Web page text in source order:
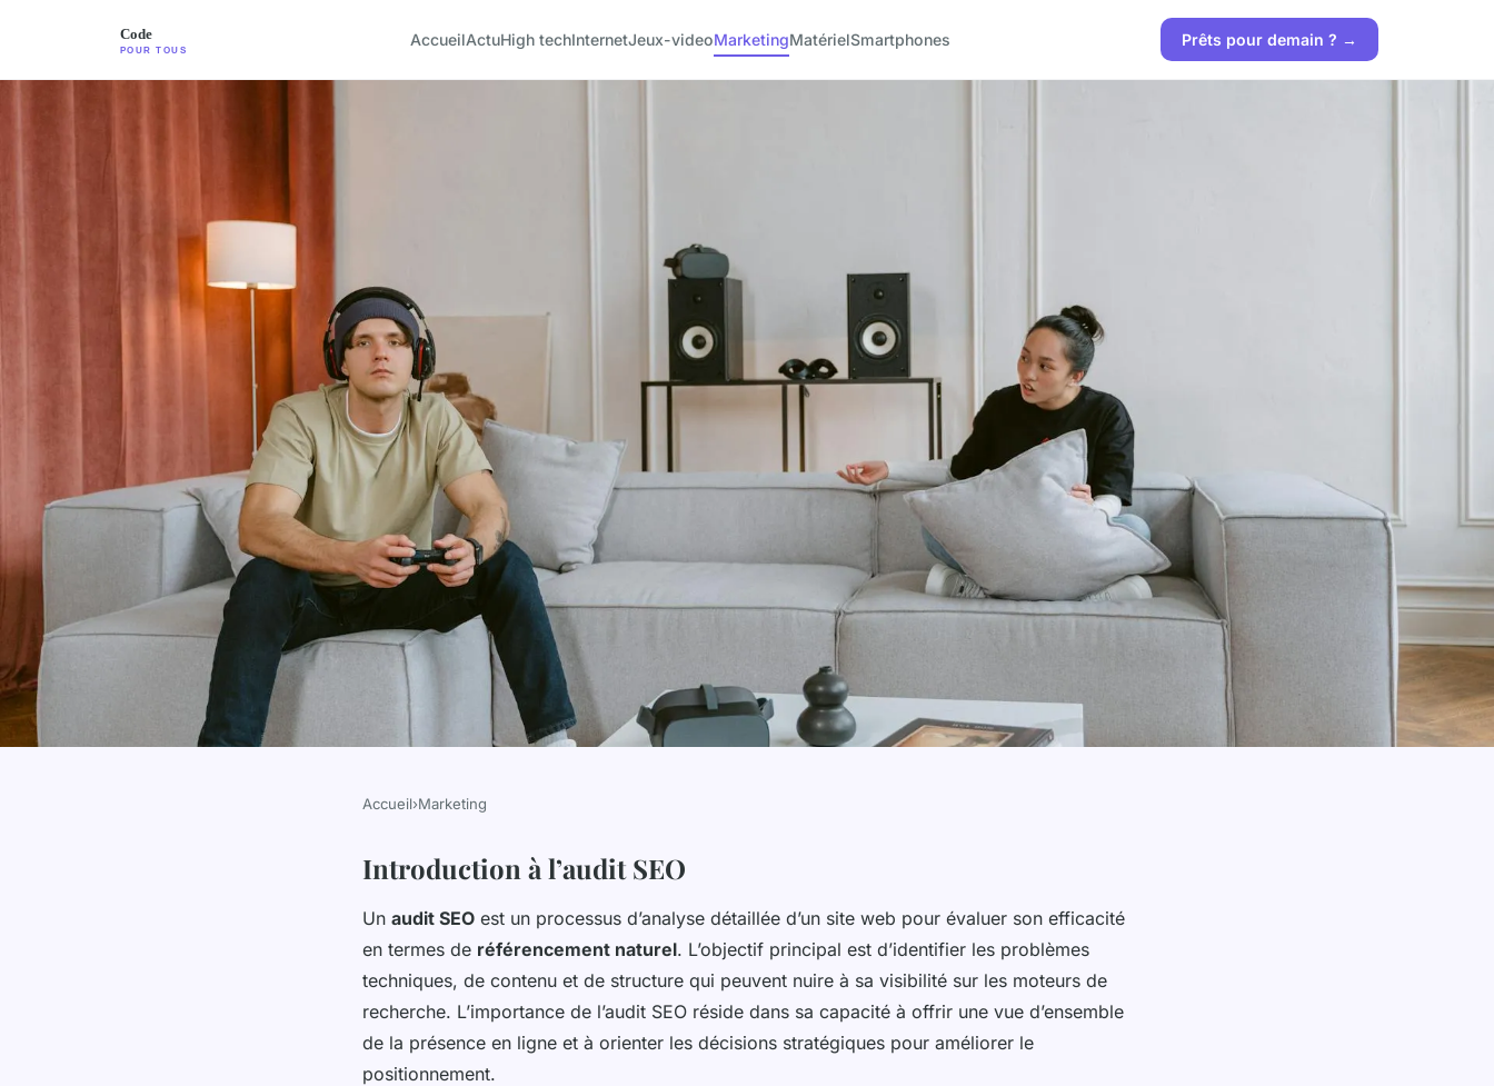
AccueilActuHigh techInternetJeux-videoMarketingMatérielSmartphones Prêts pour demain ? →
Réussir son audit SEO : les outils et
techniques incontournables
Accueil›Marketing
Introduction à l’audit SEO
Un audit SEO est un processus d’analyse détaillée d’un site web pour évaluer son efficacité
en termes de référencement naturel. L’objectif principal est d’identifier les problèmes
techniques, de contenu et de structure qui peuvent nuire à sa visibilité sur les moteurs de
recherche. L’importance de l’audit SEO réside dans sa capacité à offrir une vue d’ensemble
de la présence en ligne et à orienter les décisions stratégiques pour améliorer le
positionnement.